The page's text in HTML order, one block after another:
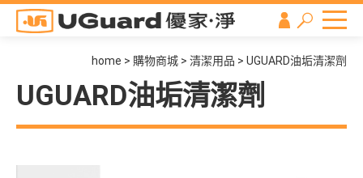
UGUARD油垢清潔劑
home 購物商城 清潔用品 UGUARD油垢清潔劑